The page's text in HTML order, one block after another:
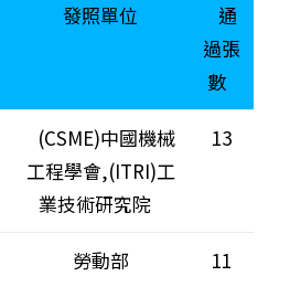
發照單位
通
過張
數
(CSME)中國機械
工程學會,(ITRI)工
業技術研究院
13
勞動部 11